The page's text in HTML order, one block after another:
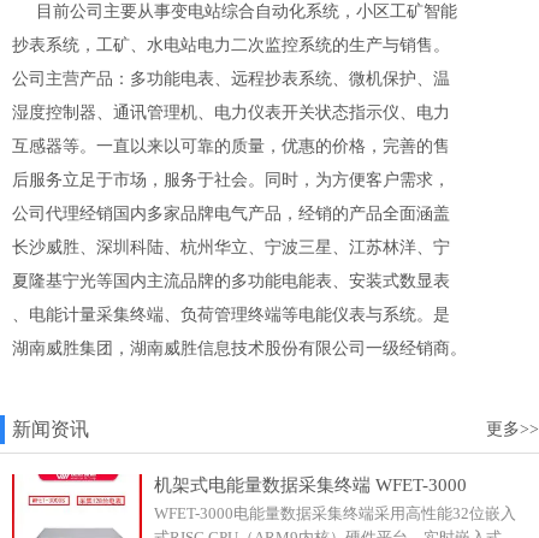
目前公司主要从事变电站综合自动化系统，小区工矿智能
抄表系统，工矿、水电站电力二次监控系统的生产与销售。
公司主营产品：多功能电表、远程抄表系统、微机保护、温
湿度控制器、通讯管理机、电力仪表开关状态指示仪、电力
互感器等。一直以来以可靠的质量，优惠的价格，完善的售
后服务立足于市场，服务于社会。同时，为方便客户需求，
公司代理经销国内多家品牌电气产品，经销的产品全面涵盖
长沙威胜、深圳科陆、杭州华立、宁波三星、江苏林洋、宁
夏隆基宁光等国内主流品牌的多功能电能表、安装式数显表
、电能计量采集终端、负荷管理终端等电能仪表与系统。是
湖南威胜集团，湖南威胜信息技术股份有限公司一级经销商。
新闻资讯 更多>>
机架式电能量数据采集终端 WFET-3000
WFET-3000电能量数据采集终端采用高性能32位嵌入